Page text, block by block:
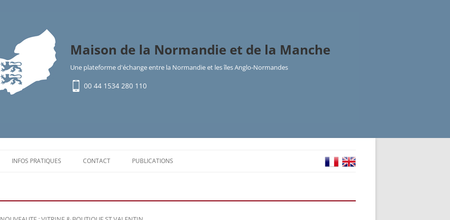
Maison de la Normandie et de la Manche
Une plateforme d'échange entre la Normandie et les îles Anglo-Normandes
00 44 1534 280 110
INFOS PRATIQUES
VENIR DANS LES ÎLES
CONTACT PUBLICATIONS